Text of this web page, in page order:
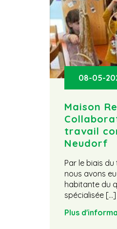
08-05-
Maison
travail
Neudorf
Par le biais
nous avons
habitante du
spécialisée […]
Plus